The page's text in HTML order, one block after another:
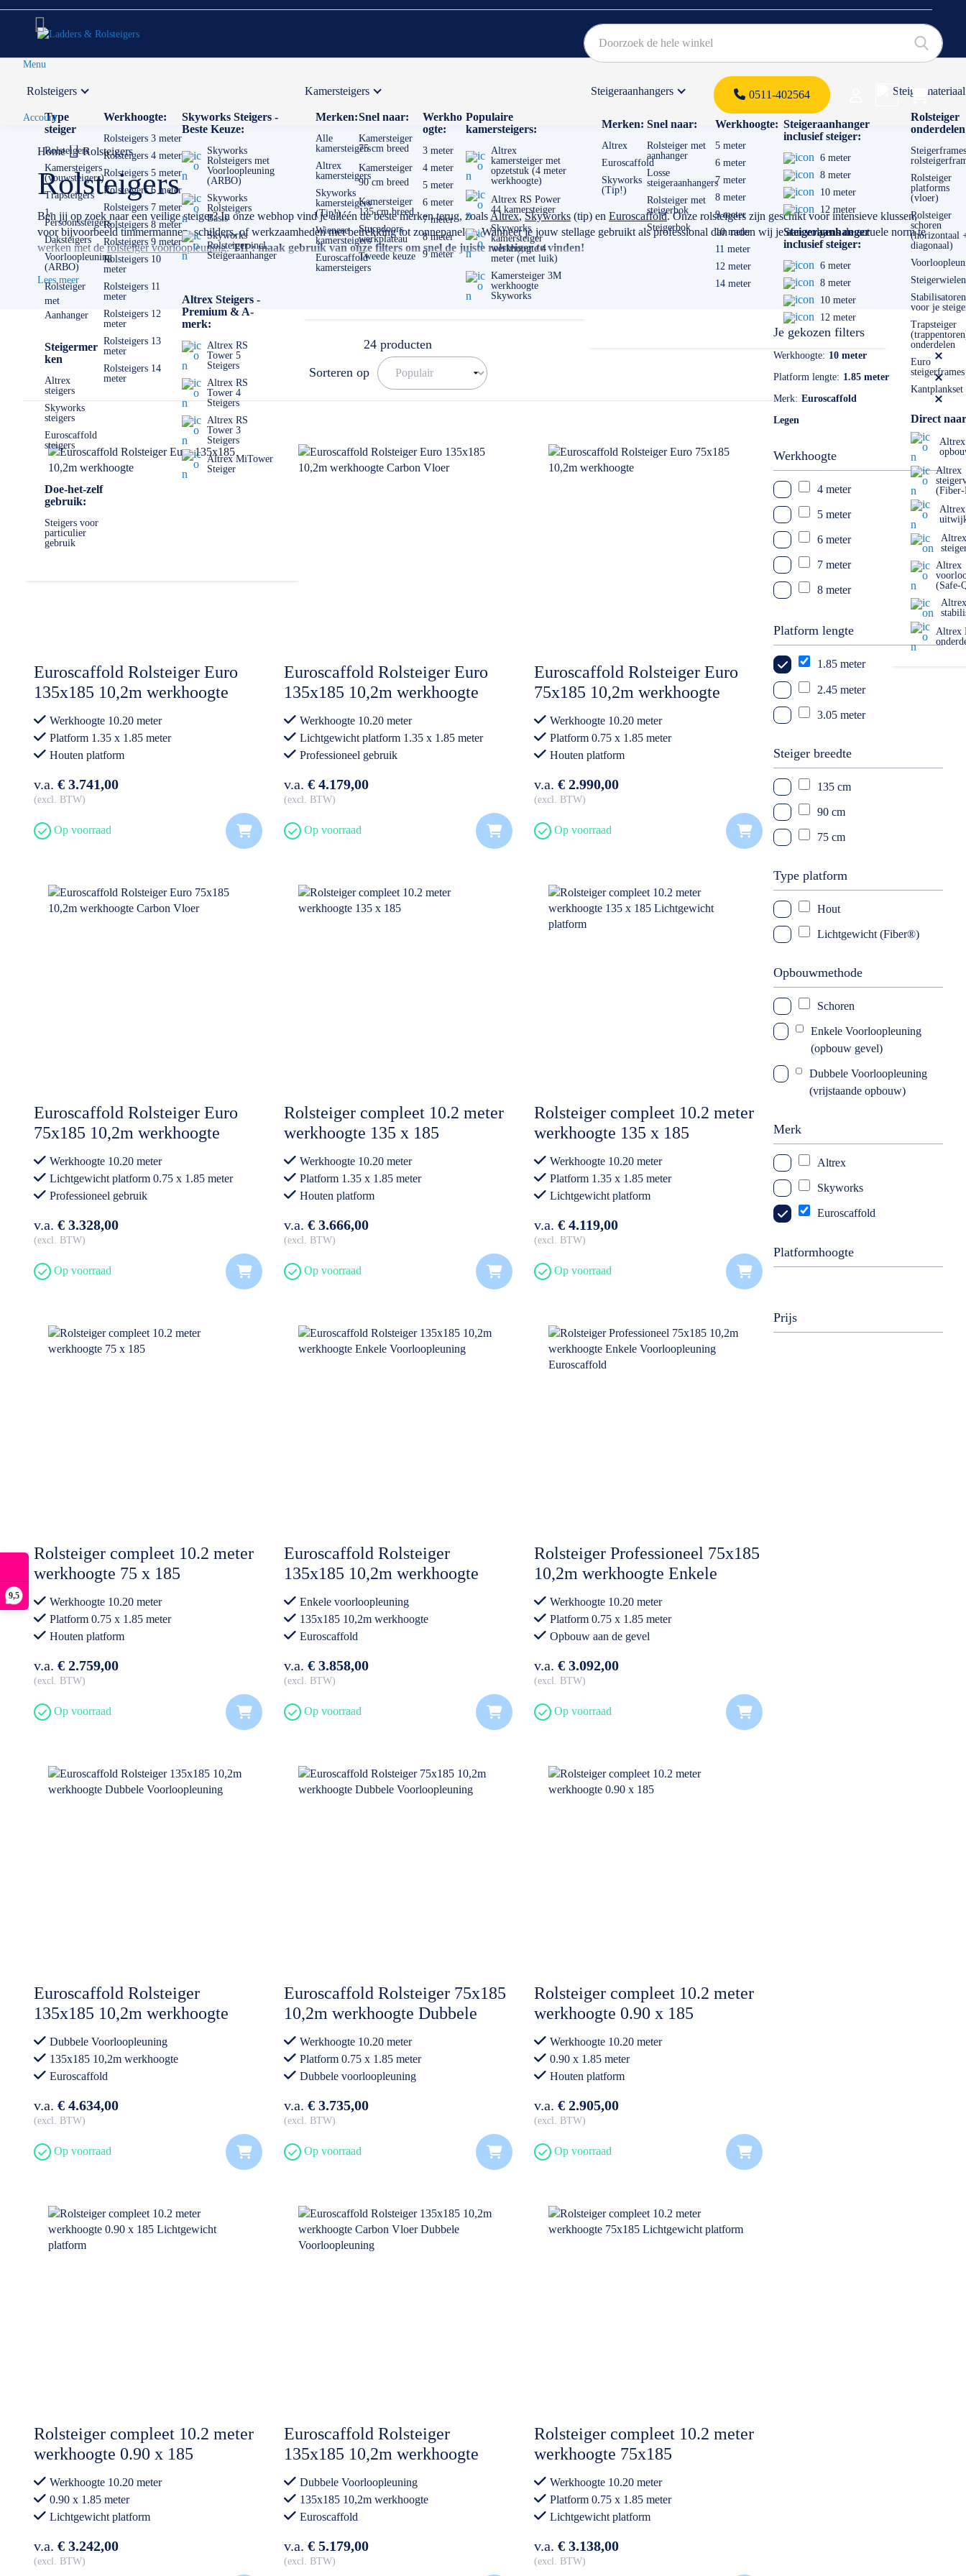
9,5
0511-402564
Menu
Rolsteigers
Type
steiger
Rolsteigers
Kamersteigers
(vouwsteigers)
Trapsteigers
1-
Persoonssteigers
Daksteigers
Voorloopleuning
(ARBO)
Rolsteiger
met
Aanhanger
Steigermer
ken
Altrex
steigers
Skyworks
steigers
Euroscaffold
steigers
Doe-het-zelf
gebruik:
Steigers voor
particulier
gebruik
Werkhoogte:
Rolsteigers 3 meter
Rolsteigers 4 meter
Rolsteigers 5 meter
Rolsteigers 6 meter
Rolsteigers 7 meter
Rolsteigers 8 meter
Rolsteigers 9 meter
Rolsteigers 10
meter
Rolsteigers 11
meter
Rolsteigers 12
meter
Rolsteigers 13
meter
Rolsteigers 14
meter
Skyworks Steigers -
Beste Keuze:
Skyworks
Rolsteigers met
Voorloopleuning
(ARBO)
Skyworks
Rolsteigers
Basis
Skyworks
Rolsteiger incl.
Steigeraanhanger
Altrex Steigers -
Premium & A-
merk:
Altrex RS
Tower 5
Steigers
Altrex RS
Tower 4
Steigers
Altrex RS
Tower 3
Steigers
Altrex MiTower
Steiger
Kamersteigers
Merken:
Alle
kamersteigers
Altrex
kamersteigers
Skyworks
kamersteigers
(Tip!)
Wienese
kamersteigers
Euroscaffold
kamersteigers
Snel naar:
Kamersteiger
75 cm breed
Kamersteiger
90 cm breed
Kamersteiger
135 cm breed
Stucadoors
werkplateau
Tweede keuze
Werkho
ogte:
3 meter
4 meter
5 meter
6 meter
7 meter
8 meter
9 meter
Populaire
kamersteigers:
Altrex
kamersteiger met
opzetstuk (4 meter
werkhoogte)
Altrex RS Power
44 kamersteiger
Skyworks
kamersteiger
werkhoogte 4
meter (met luik)
Kamersteiger 3M
werkhoogte
Skyworks
Steigeraanhangers
Merken:
Altrex
Euroscaffold
Skyworks
(Tip!)
Snel naar:
Rolsteiger met
aanhanger
Losse
steigeraanhangers
Rolsteiger met
steigerbok
Steigerbok
Werkhoogte:
5 meter
6 meter
7 meter
8 meter
9 meter
10 meter
11 meter
12 meter
14 meter
Steigeraanhanger
inclusief steiger:
6 meter
8 meter
10 meter
12 meter
Steigeraanhanger
inclusief steiger:
6 meter
8 meter
10 meter
12 meter
Steigermateriaal
Rolsteiger
Rolsteiger
platforms
(vloer)
Rolsteiger
schoren
(horizontaal
diagonaal)
Steigerwielen
Stabilisatoren
voor je
Trapsteiger
onderdelen
Euro
steigerframes
Kantplankset
Direct
Altrex
Altrex
Altrex
Altrex
Altrex
(Safe-
Altrex
Altrex
Account
Home Rolsteigers
Rolsteigers
Ben jij op zoek naar een veilige steiger? In onze webhop vind je alléén de beste merken terug, zoals Altrex,Skyworks (tip) en Euroscaffold. Onze rolsteigers zijn geschikt voor intensieve klussen,
voor bijvoorbeeld timmermannen, schilders, of werkzaamheden met betrekking tot zonnepanelen. Wanneer je jouw stellage gebruikt als professional dan raden wij je aan volgens de actuele norm te
werken met derolsteiger voorloopleuning.TIP: maak gebruik van onze filters om snel de juiste rolsteiger te vinden!
✅Voor 12U besteld = volgende werkdag op locatie
✅Vrijblijvende offerteop maat
✅ Contact:
0511- 40 25 64 mail
Lees meer
24 producten
Sorteren op
Euroscaffold Rolsteiger Euro
135x185 10,2m werkhoogte
Werkhoogte 10.20 meter
Platform 1.35 x 1.85 meter
Houten platform
v.a. € 3.741,00
excl. BTW
Op voorraad
Euroscaffold Rolsteiger Euro
135x185 10,2m werkhoogte
Carbon Vloer
Werkhoogte 10.20 meter
Lichtgewicht platform 1.35 x 1.85 meter
Professioneel gebruik
v.a. € 4.179,00
excl. BTW
Op voorraad
Euroscaffold Rolsteiger Euro
75x185 10,2m werkhoogte
Werkhoogte 10.20 meter
Platform 0.75 x 1.85 meter
Houten platform
v.a. € 2.990,00
excl. BTW
Op voorraad
Euroscaffold Rolsteiger Euro
75x185 10,2m werkhoogte
Carbon Vloer
Werkhoogte 10.20 meter
Lichtgewicht platform 0.75 x 1.85 meter
Professioneel gebruik
v.a. € 3.328,00
excl. BTW
Op voorraad
Rolsteiger compleet 10.2 meter
werkhoogte 135 x 185
Werkhoogte 10.20 meter
Platform 1.35 x 1.85 meter
Houten platform
v.a. € 3.666,00
excl. BTW
Op voorraad
Rolsteiger compleet 10.2 meter
werkhoogte 135 x 185
Lichtgewicht platform
Werkhoogte 10.20 meter
Platform 1.35 x 1.85 meter
Lichtgewicht platform
v.a. € 4.119,00
excl. BTW
Op voorraad
Rolsteiger compleet 10.2 meter
werkhoogte 75 x 185
Werkhoogte 10.20 meter
Platform 0.75 x 1.85 meter
Houten platform
v.a. € 2.759,00
excl. BTW
Op voorraad
Euroscaffold Rolsteiger
135x185 10,2m werkhoogte
Enkele Voorloopleuning
Enkele voorloopleuning
135x185 10,2m werkhoogte
Euroscaffold
v.a. € 3.858,00
excl. BTW
Op voorraad
Rolsteiger Professioneel 75x185
10,2m werkhoogte Enkele
Voorloopleuning Euroscaffold
Werkhoogte 10.20 meter
Platform 0.75 x 1.85 meter
Opbouw aan de gevel
v.a. € 3.092,00
excl. BTW
Op voorraad
Euroscaffold Rolsteiger
135x185 10,2m werkhoogte
Dubbele Voorloopleuning
Dubbele Voorloopleuning
135x185 10,2m werkhoogte
Euroscaffold
v.a. € 4.634,00
excl. BTW
Op voorraad
Euroscaffold Rolsteiger 75x185
10,2m werkhoogte Dubbele
Voorloopleuning
Werkhoogte 10.20 meter
Platform 0.75 x 1.85 meter
Dubbele voorloopleuning
v.a. € 3.735,00
excl. BTW
Op voorraad
Rolsteiger compleet 10.2 meter
werkhoogte 0.90 x 185
Werkhoogte 10.20 meter
0.90 x 1.85 meter
Houten platform
v.a. € 2.905,00
excl. BTW
Op voorraad
Rolsteiger compleet 10.2 meter
werkhoogte 0.90 x 185
Lichtgewicht platform
Werkhoogte 10.20 meter
0.90 x 1.85 meter
Lichtgewicht platform
v.a. € 3.242,00
excl. BTW
Euroscaffold Rolsteiger
135x185 10,2m werkhoogte
Carbon Vloer Dubbele
Voorloopleuning
Dubbele Voorloopleuning
135x185 10,2m werkhoogte
Euroscaffold
v.a. € 5.179,00
excl. BTW
Rolsteiger compleet 10.2 meter
werkhoogte 75x185
Lichtgewicht platform
Werkhoogte 10.20 meter
Platform 0.75 x 1.85 meter
Lichtgewicht platform
v.a. € 3.138,00
excl. BTW
Je gekozen filters
Werkhoogte
10 meter
Platform lengte
1.85 meter
Merk
Euroscaffold
Legen
Werkhoogte
4 meter
5 meter
6 meter
7 meter
8 meter
10 meter
11 meter
12 meter
13 meter
Platform lengte
1.85 meter
2.45 meter
3.05 meter
Steiger breedte
135 cm
90 cm
75 cm
Type platform
Hout
Lichtgewicht (Fiber®)
Opbouwmethode
Schoren
Enkele Voorloopleuning
(opbouw gevel)
Dubbele Voorloopleuning
(vrijstaande opbouw)
Merk
Altrex
Skyworks
Euroscaffold
Platformhoogte
Prijs